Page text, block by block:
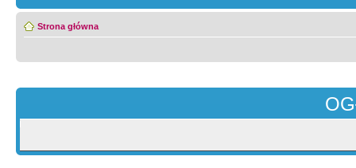
Strona główna